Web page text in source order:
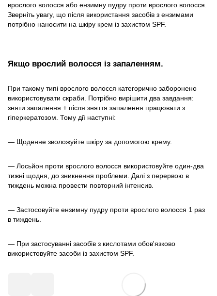
врослого волосся або ензимну пудру проти врослого волосся.
Зверніть увагу, що після використання засобів з ензимами
потрібно наносити на шкіру крем із захистом SPF.
Якщо врослий волосся із запаленням.
При такому типі врослого волосся категорично заборонено
використовувати скраби. Потрібно вирішити два завдання:
зняти запалення + після зняття запалення працювати з
гіперкератозом. Тому дії наступні:
— Щоденне зволожуйте шкіру за допомогою крему.
— Лосьйон проти врослого волосся використовуйте один-два
тижні щодня, до зникнення проблеми. Далі з перервою в
тиждень можна провести повторний інтенсив.
— Застосовуйте ензимну пудру проти врослого волосся 1 раз
в тиждень.
— При застосуванні засобів з кислотами обов'язково
використовуйте засоби із захистом SPF.